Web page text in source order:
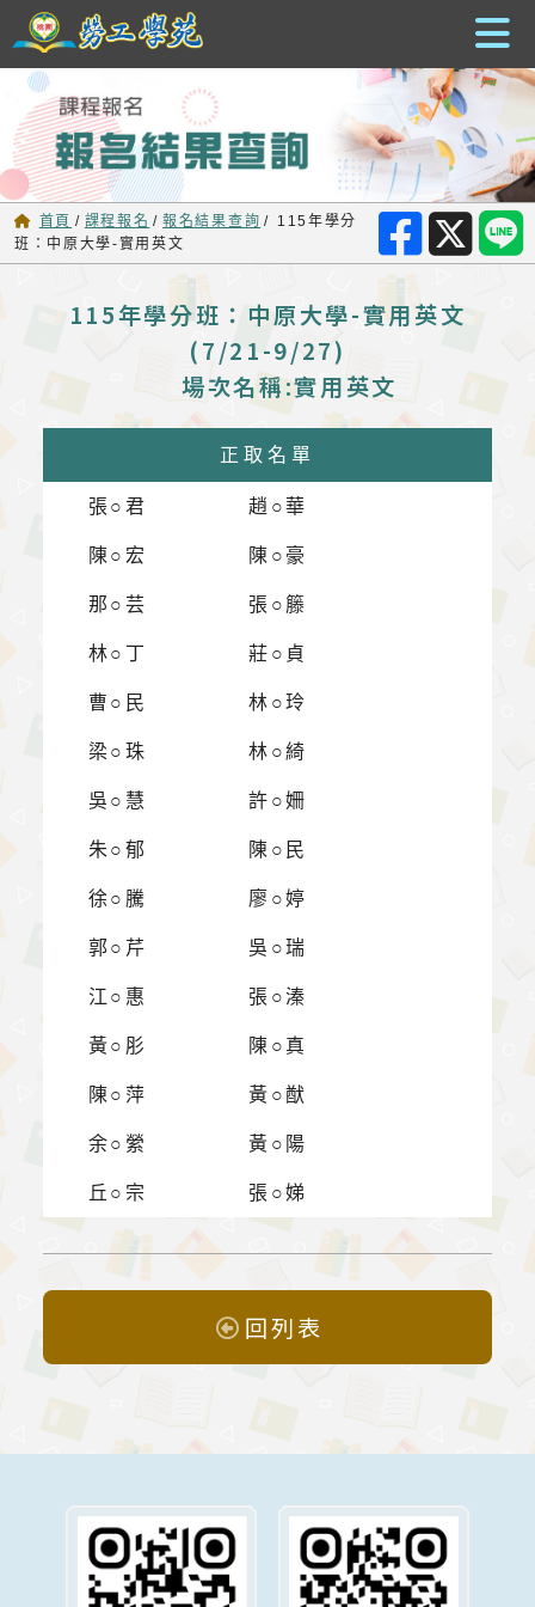
跳到主要內容
首頁 / 課程報名 / 報名結果查詢 / 115年學分
班：中原大學-實用英文
115年學分班：中原大學-實用英文
(7/21-9/27)
場次名稱:實用英文
正取名單
張○君 趙○華
陳○宏 陳○豪
那○芸 張○籐
林○丁 莊○貞
曹○民 林○玲
梁○珠 林○綺
吳○慧 許○姍
朱○郁 陳○民
徐○騰 廖○婷
郭○芹 吳○瑞
江○惠 張○溱
黃○肜 陳○真
陳○萍 黃○猷
余○縈 黃○陽
丘○宗 張○娣
回列表